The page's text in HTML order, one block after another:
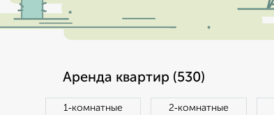
Аренда квартир (530)
1‑комнатные 2‑комнатные